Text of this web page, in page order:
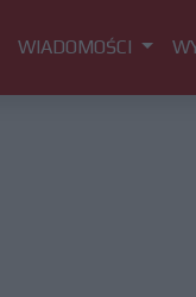
WIADOMOŚCI